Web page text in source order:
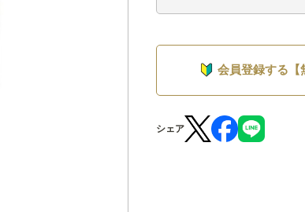
会員登録する【
シェア